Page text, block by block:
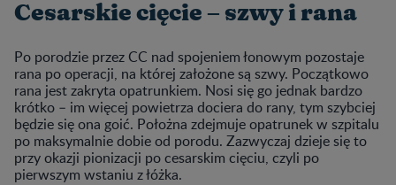
Cesarskie cięcie – szwy i rana
Po porodzie przez CC nad spojeniem łonowym pozostaje
rana po operacji, na której założone są szwy. Początkowo
rana jest zakryta opatrunkiem. Nosi się go jednak bardzo
krótko – im więcej powietrza dociera do rany, tym szybciej
będzie się ona goić. Położna zdejmuje opatrunek w szpitalu
po maksymalnie dobie od porodu. Zazwyczaj dzieje się to
przy okazji pionizacji po cesarskim cięciu, czyli po
pierwszym wstaniu z łóżka.